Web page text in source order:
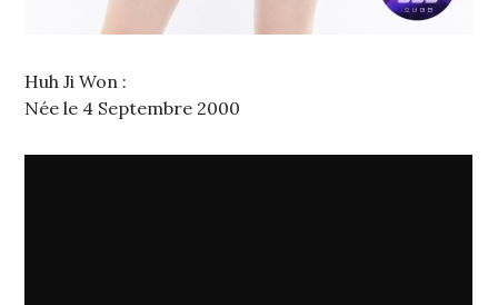
Huh Ji Won :
Née le 4 Septembre 2000